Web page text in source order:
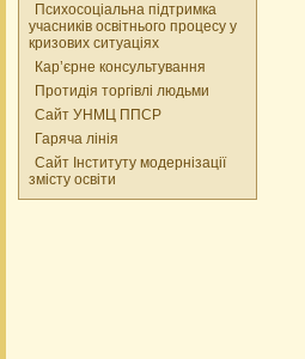
Психосоціальна підтримка
учасників освітнього процесу у
кризових ситуаціях
Кар’єрне консультування
Протидія торгівлі людьми
Сайт УНМЦ ППСР
Гаряча лінія
Сайт Інституту модернізації
змісту освіти